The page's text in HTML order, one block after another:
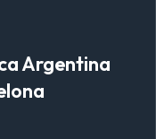
Argentina